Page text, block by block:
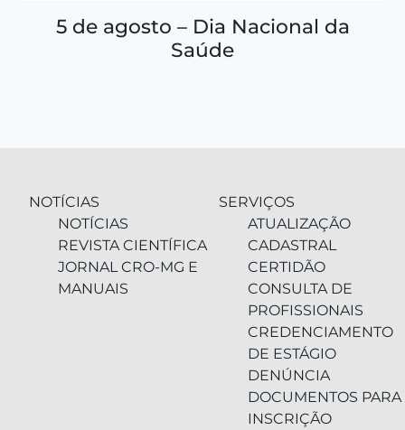
5 de agosto – Dia Nacional da
Saúde
NOTÍCIAS
NOTÍCIAS
REVISTA CIENTÍFICA
JORNAL CRO-MG E
MANUAIS
SERVIÇOS
ATUALIZAÇÃO
CADASTRAL
CERTIDÃO
CONSULTA DE
PROFISSIONAIS
CREDENCIAMENTO
DE ESTÁGIO
DENÚNCIA
DOCUMENTOS PARA
INSCRIÇÃO